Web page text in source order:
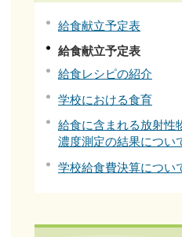
給食献立予定表
給食献立予定表
給食レシピの紹介
学校における食育
給食に含まれる放射性
濃度測定の結果につい
学校給食費決算につい